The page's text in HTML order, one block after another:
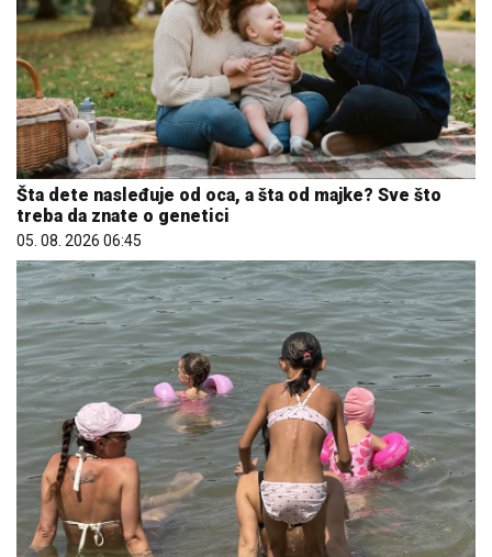
Šta dete nasleđuje od oca, a šta od majke? Sve što
treba da znate o genetici
05. 08. 2026 06:45